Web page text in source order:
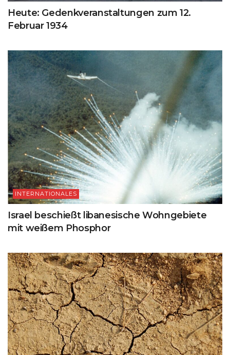
Heute: Gedenkveranstaltungen zum 12.
Februar 1934
INTERNATIONALES
Israel beschießt libanesische Wohngebiete
mit weißem Phosphor